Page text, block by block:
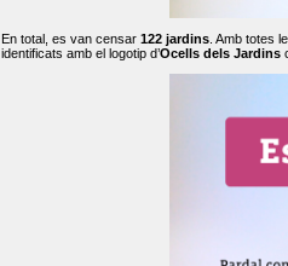
En total, es van censar 122 jardins . Amb totes
identificats amb el logotip d’Ocells dels Jardins